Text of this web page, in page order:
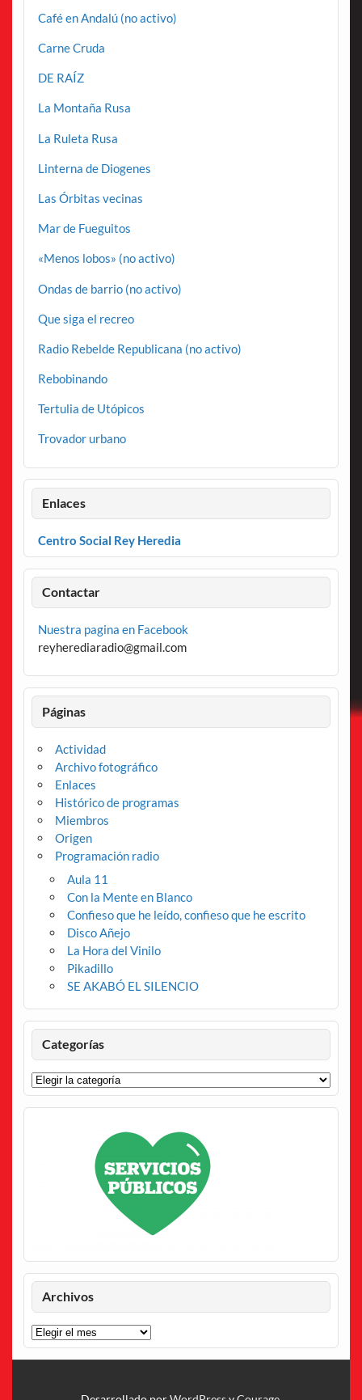
Café en Andalú (no activo)
Carne Cruda
DE RAÍZ
La Montaña Rusa
La Ruleta Rusa
Linterna de Diogenes
Las Órbitas vecinas
Mar de Fueguitos
«Menos lobos» (no activo)
Ondas de barrio (no activo)
Que siga el recreo
Radio Rebelde Republicana (no activo)
Rebobinando
Tertulia de Utópicos
Trovador urbano
Enlaces
Centro Social Rey Heredia
Contactar
Nuestra pagina en Facebook
reyherediaradio@gmail.com
Páginas
Actividad
Archivo fotográfico
Enlaces
Histórico de programas
Miembros
Origen
Programación radio
Aula 11
Con la Mente en Blanco
Confieso que he leído, confieso que he escrito
Disco Añejo
La Hora del Vinilo
Pikadillo
SE AKABÓ EL SILENCIO
Categorías
Categorías
Archivos
Archivos